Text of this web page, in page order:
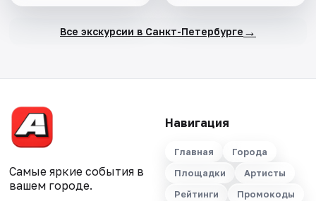
Все экскурсии в Санкт-Петербурге →
Самые яркие события в
вашем городе.
Навигация
Главная
Города
Площадки
Артисты
Рейтинги
Промокоды